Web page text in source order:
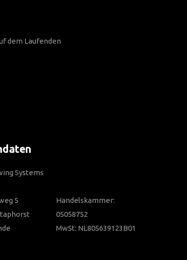
dem Laufenden
Systems
5
Handelskammer:
05058752
MwSt: NL805639123B01